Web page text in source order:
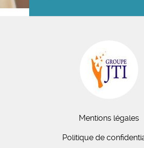
Mentions légales
Politique de